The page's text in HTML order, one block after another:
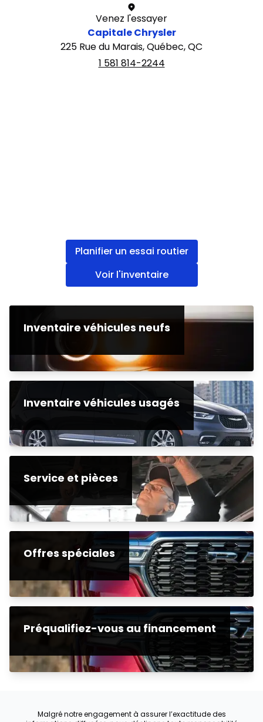
Venez l'essayer
Capitale Chrysler
225 Rue du Marais, Québec, QC
1 581 814-2244
Planifier un essai routier
Voir l'inventaire
Inventaire véhicules neufs
Inventaire véhicules usagés
Service et pièces
Offres spéciales
Préqualifiez-vous au financement
Malgré notre engagement à assurer l’exactitude des